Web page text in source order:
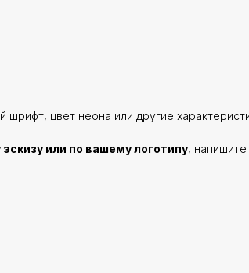
цвет неона или другие
или по вашему логотипу,